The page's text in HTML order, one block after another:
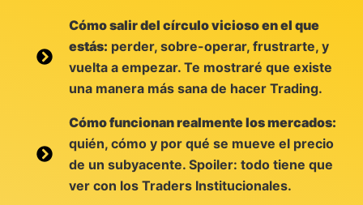
Cómo salir del círculo vicioso en el que
estás: perder, sobre-operar, frustrarte, y
vuelta a empezar. Te mostraré que existe
una manera más sana de hacer Trading.
Cómo funcionan realmente los mercados:
quién, cómo y por qué se mueve el precio
de un subyacente. Spoiler: todo tiene que
ver con los Traders Institucionales.